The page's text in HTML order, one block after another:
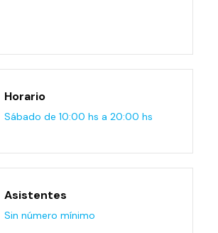
Horario
Sábado de 10:00 hs a 20:00 hs
Asistentes
Sin número mínimo